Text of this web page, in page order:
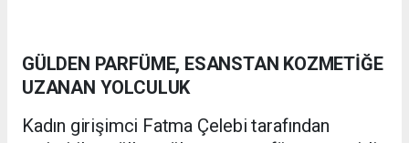
GÜLDEN PARFÜME, ESANSTAN KOZMETİĞE
UZANAN YOLCULUK
Kadın girişimci Fatma Çelebi tarafından